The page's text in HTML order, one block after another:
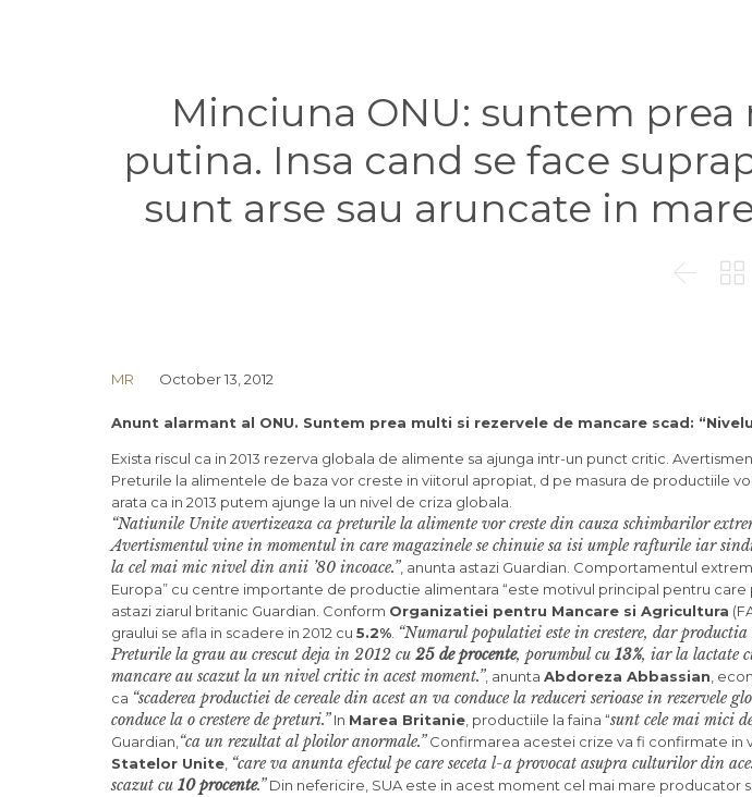
Minciuna ONU: suntem
putina. Insa cand se face
sunt arse sau aruncate in
 
MR October 13, 2012
Anunt alarmant al ONU. Suntem prea multi si rezervele de mancare scad:
Exista riscul ca in 2013 rezerva globala de alimente sa ajunga intr-un punct critic.
Preturile la alimentele de baza vor creste in viitorul apropiat, d pe masura de productiile
arata ca in 2013 putem ajunge la un nivel de criza globala.
“Natiunile Unite avertizeaza ca preturile la alimente vor creste din cauza schimbarilor
Avertismentul vine in momentul in care magazinele se chinuie sa isi umple rafturile iar
la cel mai mic nivel din anii ’80 incoace.”, anunta astazi Guardian. Comportamentul
Europa” cu centre importante de productie alimentara “este motivul principal pentru care
astazi ziarul britanic Guardian. Conform Organizatiei pentru Mancare si Agricultura
graului se afla in scadere in 2012 cu 5.2% “Numarul populatiei este in crestere, dar
Preturile la grau au crescut deja in 2012 cu 25 de procente, porumbul cu 13%, iar la lactate
mancare au scazut la un nivel critic in acest moment.”, anunta Abdoreza Abbassian ,
ca “scaderea productiei de cereale din acest an va conduce la reduceri serioase in rezervele
conduce la o crestere de preturi.”In Marea Britanie , productiile la faina “sunt cele mai mici
Guardian, “ca un rezultat al ploilor anormale.”Confirmarea acestei crize va fi confirmate in
Statelor Unite “care va anunta efectul pe care seceta l-a provocat asupra culturilor din
scazut cu 10 procente.”Din nefericire, SUA este in acest moment cel mai mare producator